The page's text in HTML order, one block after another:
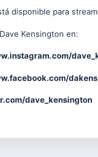
disponible para
Kensington en:
dave_kensington